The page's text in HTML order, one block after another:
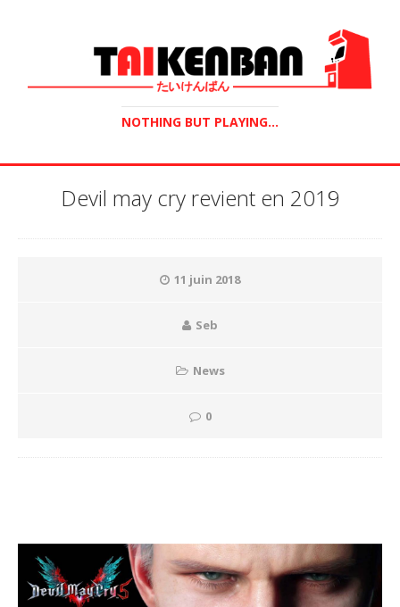
NOTHING BUT PLAYING...
Devil may cry revient en 2019
11 juin 2018
Seb
News
0